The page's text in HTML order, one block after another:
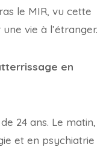
le MIR, vu cette
vie à l’étranger.
en
24 ans. Le matin,
et en psychiatrie